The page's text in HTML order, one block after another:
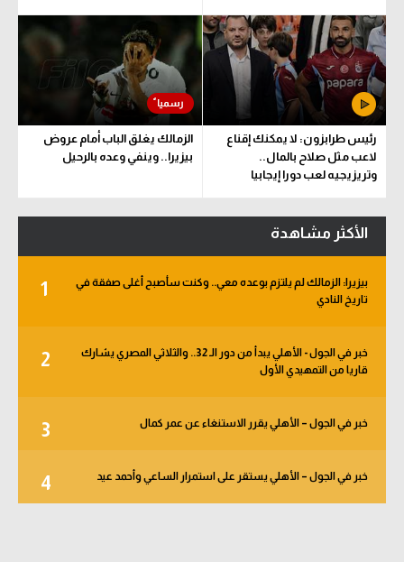
رئيس طرابزون: لا يمكنك إقناع
لاعب مثل صلاح بالمال..
وتريزيجيه لعب دورا إيجابيا
الزمالك يغلق الباب أمام عروض
بيزيرا.. وينفي وعده بالرحيل
الأكثر مشاهدة
1
بيزيرا: الزمالك لم يلتزم بوعده معي.. وكنت سأصبح أغلى صفقة في
تاريخ النادي
2
خبر في الجول - الأهلي يبدأ من دور الـ 32.. والثلاثي المصري يشارك
قاريا من التمهيدي الأول
3 خبر في الجول – الأهلي يقرر الاستنغاء عن عمر كمال
4 خبر في الجول – الأهلي يستقر على استمرار الساعي وأحمد عيد